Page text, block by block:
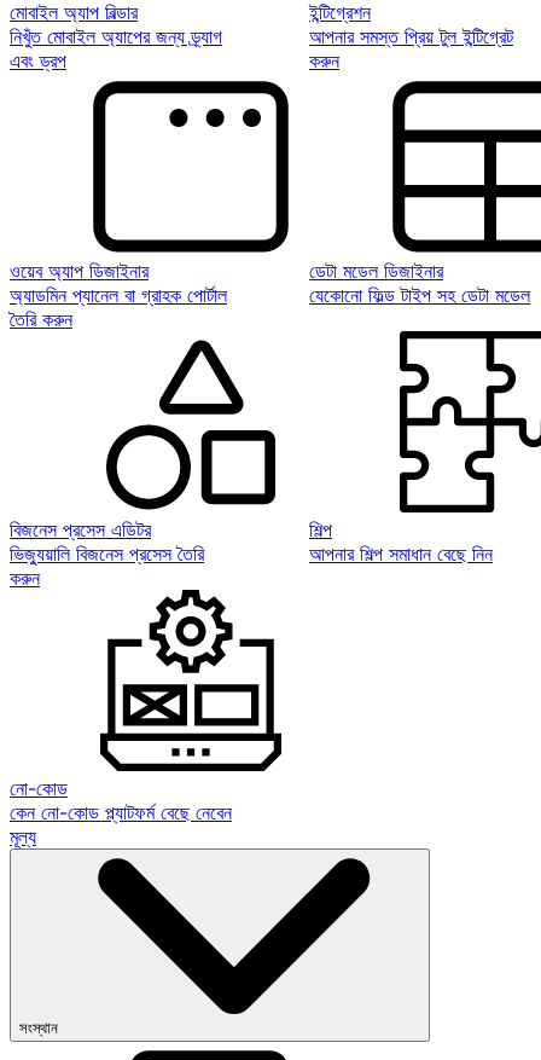
মোবাইল অ্যাপ বিল্ডার
নিখুঁত মোবাইল অ্যাপের জন্য ড্র্যাগ
এবং ড্রপ
ইন্টিগ্রেশন
আপনার সমস্ত প্রিয় টুল ইন্টিগ্রেট
করুন
ওয়েব অ্যাপ ডিজাইনার
অ্যাডমিন প্যানেল বা গ্রাহক পোর্টাল
তৈরি করুন
ডেটা মডেল ডিজাইনার
যেকোনো ফিল্ড টাইপ সহ ডেটা মডেল
বিজনেস প্রসেস এডিটর
ভিজ্যুয়ালি বিজনেস প্রসেস তৈরি
করুন
শিল্প
আপনার শিল্প সমাধান বেছে নিন
নো-কোড
কেন নো-কোড প্ল্যাটফর্ম বেছে নেবেন
মূল্য
সংস্থান